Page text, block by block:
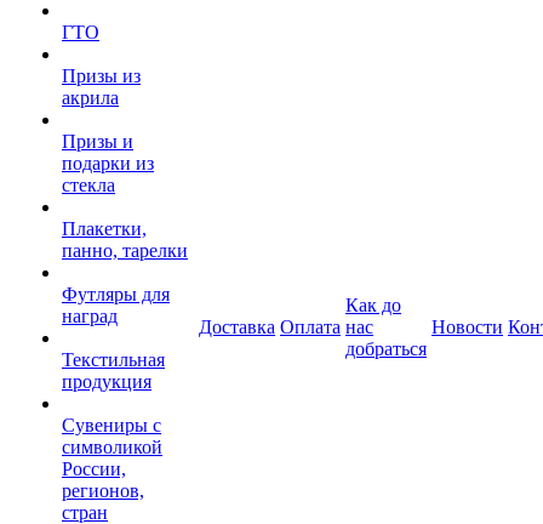
ГТО
Призы из
акрила
Призы и
подарки из
стекла
Плакетки,
панно, тарелки
Футляры для
наград
Текстильная
продукция
Сувениры с
символикой
России,
регионов,
стран
Доставка Оплата
Как до
нас
добраться
Новости